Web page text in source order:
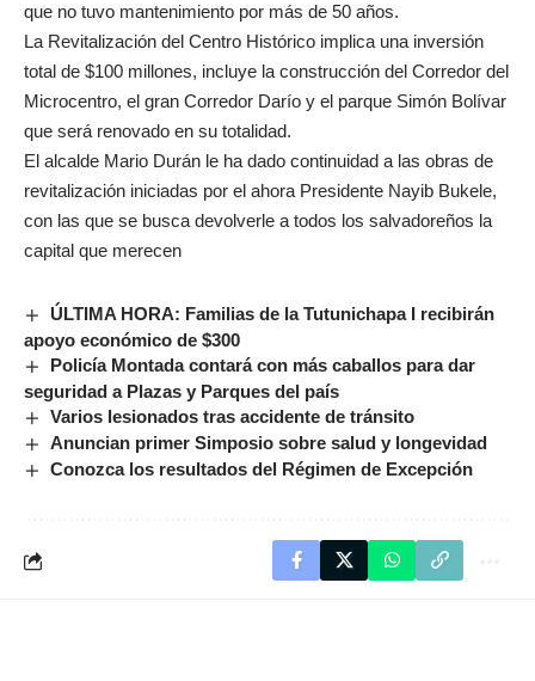
que no tuvo mantenimiento por más de 50 años.
La Revitalización del Centro Histórico implica una inversión
total de $100 millones, incluye la construcción del Corredor del
Microcentro, el gran Corredor Darío y el parque Simón Bolívar
que será renovado en su totalidad.
El alcalde Mario Durán le ha dado continuidad a las obras de
revitalización iniciadas por el ahora Presidente Nayib Bukele,
con las que se busca devolverle a todos los salvadoreños la
capital que merecen
ÚLTIMA HORA: Familias de la Tutunichapa I recibirán
apoyo económico de $300
Policía Montada contará con más caballos para dar
seguridad a Plazas y Parques del país
Varios lesionados tras accidente de tránsito
Anuncian primer Simposio sobre salud y longevidad
Conozca los resultados del Régimen de Excepción